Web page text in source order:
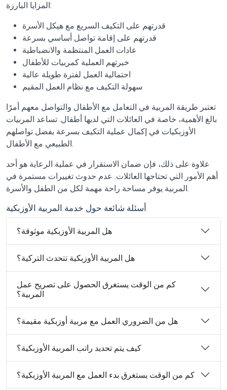
المزايا البارزة:
قدرتهم على التكيف السريع مع هيكل الأسرة
قدرتهم على إقامة تواصل أساسي بسرعة
عادات العمل المنتظمة والانضباطية
خبرتهم العملية كمربيات للأطفال
احتمالية العمل لفترة طويلة عالية
سهولة التكيف مع نظام العمل المقيم
تعتبر طريقة المربية في التعامل مع الأطفال والتواصل معهم أمرًا
بالغ الأهمية، خاصة في العائلات التي لديها أطفال. تساعد المربيات
الأوزبكيات في إكمال عملية التكيف بسرعة بفضل تواصلهم
الطبيعي مع الأطفال.
علاوة على ذلك، فإن ضمان الاستقرار في عملية الرعاية هو أحد
أهم الأمور التي تحتاجها العائلات. عدم حدوث تغييرات مستمرة في
المربية يوفر مساحة راحة مهمة لكل من الطفل والأسرة.
أسئلة شائعة حول خدمة المربية الأوزبكية
هل المربية الأوزبكية موثوقة؟
هل المربية الأوزبكية تتحدث التركية؟
كم من الوقت يستغرق الحصول على تصريح عمل
المربية؟
هل من الضروري العمل مع مربية أوزبكية مقيمة؟
كيف يتم تحديد راتب المربية الأوزبكية؟
كم من الوقت يستغرق بدء العمل مع المربية الأوزبكية؟